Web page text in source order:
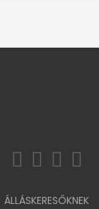
ÁLLÁSKERESŐKNEK